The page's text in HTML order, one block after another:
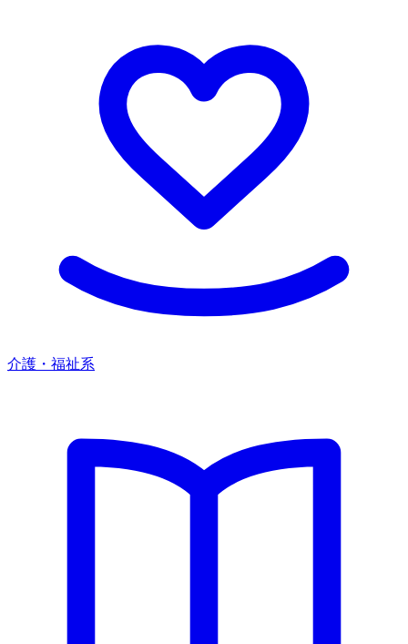
介護・福祉系